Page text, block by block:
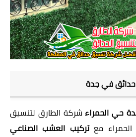
في جدة
حي الحمراءشركة الطارق لتنسيق
معتركيب العشب الصناعي